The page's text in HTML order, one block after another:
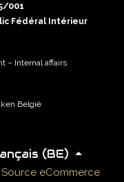
001
Fédéral Intérieur
– Internal affairs
België
(BE)
eCommerce